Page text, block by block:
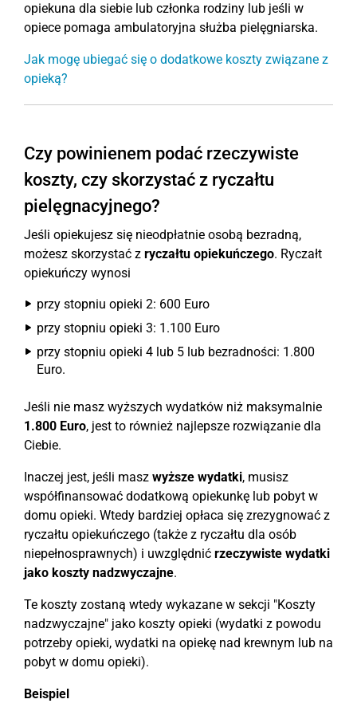
opiekuna dla siebie lub członka rodziny lub jeśli w
opiece pomaga ambulatoryjna służba pielęgniarska.
Jak mogę ubiegać się o dodatkowe koszty związane z
opieką?
Czy powinienem podać rzeczywiste
koszty, czy skorzystać z ryczałtu
pielęgnacyjnego?
Jeśli opiekujesz się nieodpłatnie osobą bezradną,
możesz skorzystać z ryczałtu opiekuńczego. Ryczałt
opiekuńczy wynosi
przy stopniu opieki 2: 600 Euro
przy stopniu opieki 3: 1.100 Euro
przy stopniu opieki 4 lub 5 lub bezradności: 1.800
Euro.
Jeśli nie masz wyższych wydatków niż maksymalnie
1.800 Euro, jest to również najlepsze rozwiązanie dla
Ciebie.
Inaczej jest, jeśli masz wyższe wydatki, musisz
współfinansować dodatkową opiekunkę lub pobyt w
domu opieki. Wtedy bardziej opłaca się zrezygnować z
ryczałtu opiekuńczego (także z ryczałtu dla osób
niepełnosprawnych) i uwzględnić rzeczywiste wydatki
jako koszty nadzwyczajne.
Te koszty zostaną wtedy wykazane w sekcji "Koszty
nadzwyczajne" jako koszty opieki (wydatki z powodu
potrzeby opieki, wydatki na opiekę nad krewnym lub na
pobyt w domu opieki).
Beispiel